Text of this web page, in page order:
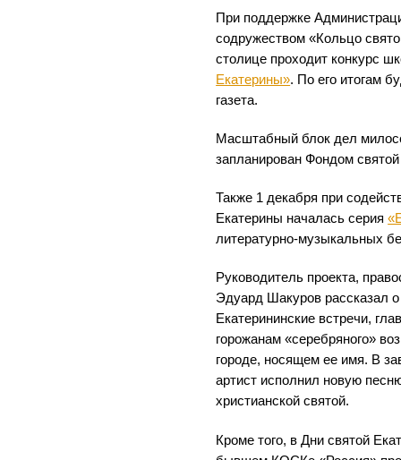
При поддержке
содружеством «Кольцо
столице проходит конкурс
Екатерины». По его итогам
газета.
Масштабный блок дел
запланирован Фондом
Также 1 декабря при
Екатерины началась серия
литературно-музыкальных
Руководитель проекта,
Эдуард Шакуров рассказал о
Екатерининские встречи,
горожанам «серебряного»
городе, носящем ее имя. В
артист исполнил новую
христианской святой.
Кроме того, в Дни святой